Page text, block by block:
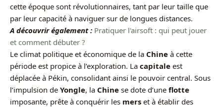
cette époque sont révolutionnaires, tant par leur taille que
par leur capacité à naviguer sur de longues distances.
A découvrir également : Pratiquer l'airsoft : qui peut jouer
et comment débuter ?
Le climat politique et économique de la Chine à cette
période est propice à l’exploration. La capitale est
déplacée à Pékin, consolidant ainsi le pouvoir central. Sous
l’impulsion de Yongle, la Chine se dote d’une flotte
imposante, prête à conquérir les mers et à établir des